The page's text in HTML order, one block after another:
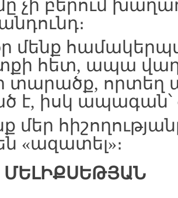
չի բերում
մենք
հետ, ապա
տարածք, որտեղ
է, իսկ
մեր
«ազատել»։
ՄԵԼԻՔՍԵԹՅԱՆ